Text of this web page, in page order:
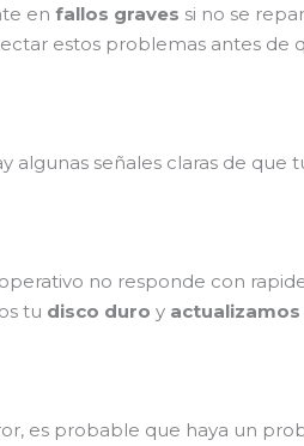
en fallos graves si no se
estos problemas antes de
algunas señales claras de que
no responde con
tu disco duro y
es probable que haya un